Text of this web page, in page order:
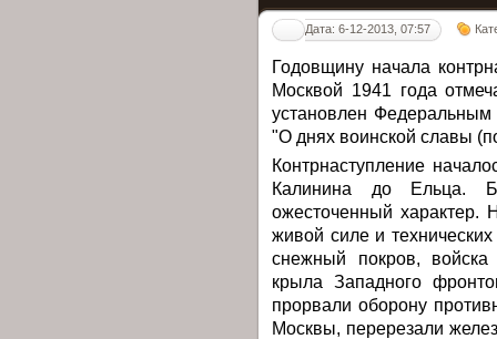
Дата: 6-12-2013, 07:57
Годовщину начала
Москвой 1941 года
установлен
"О днях воинской славы
Контрнаступление
Калинина до Ельца.
ожесточенный характер.
живой силе и
снежный покров,
крыла Западного
прорвали оборону
Москвы, перерезали